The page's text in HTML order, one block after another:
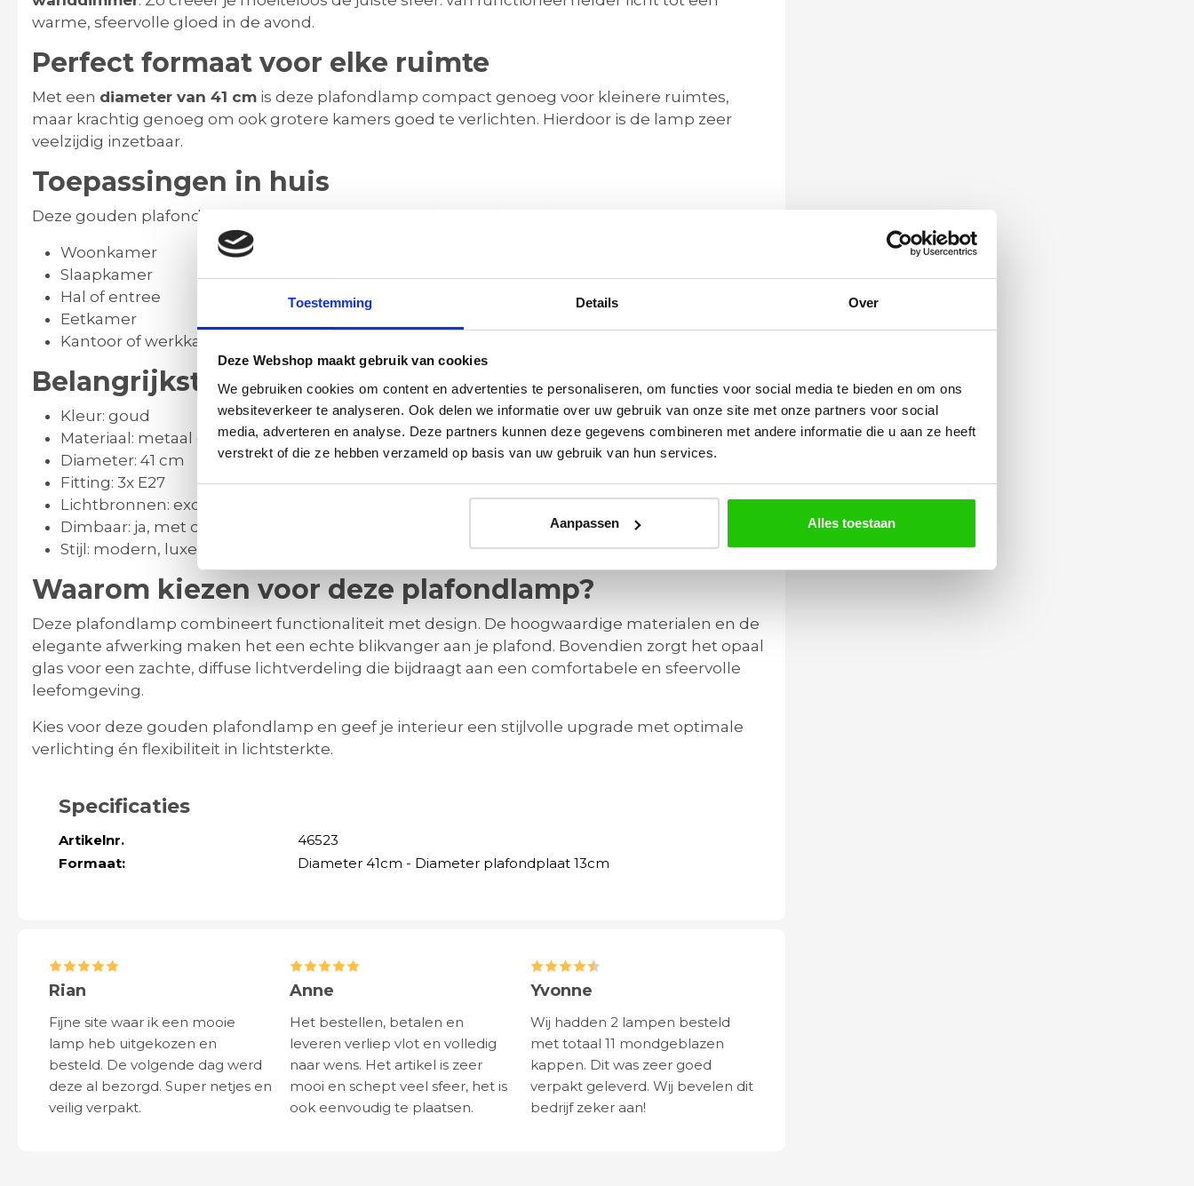
Toestemming Details Over
Deze Webshop maakt gebruik van cookies
We gebruiken cookies om content en advertenties te personaliseren, om functies voor social media te bieden en om ons
websiteverkeer te analyseren. Ook delen we informatie over uw gebruik van onze site met onze partners voor social
media, adverteren en analyse. Deze partners kunnen deze gegevens combineren met andere informatie die u aan ze heeft
verstrekt of die ze hebben verzameld op basis van uw gebruik van hun services.
Aanpassen Alles toestaan
warme, sfeervolle gloed in de avond.
Perfect formaat voor elke ruimte
Met een diameter van 41 cm is deze plafondlamp compact genoeg voor kleinere ruimtes,
maar krachtig genoeg om ook grotere kamers goed te verlichten. Hierdoor is de lamp zeer
veelzijdig inzetbaar.
Toepassingen in huis
Deze gouden plafondlamp komt perfect tot zijn recht in onder andere:
Woonkamer
Slaapkamer
Hal of entree
Eetkamer
Kantoor of werkkamer
Belangrijkste kenmerken
Kleur: goud
Materiaal: metaal en opaal glas
Diameter: 41 cm
Fitting: 3x E27
Lichtbronnen: exclusief
Dimbaar: ja, met dimbare LED lichtbronnen en LED wanddimmer
Stijl: modern, luxe, minimalistisch
Waarom kiezen voor deze plafondlamp?
Deze plafondlamp combineert functionaliteit met design. De hoogwaardige materialen en de
elegante afwerking maken het een echte blikvanger aan je plafond. Bovendien zorgt het opaal
glas voor een zachte, diffuse lichtverdeling die bijdraagt aan een comfortabele en sfeervolle
leefomgeving.
Kies voor deze gouden plafondlamp en geef je interieur een stijlvolle upgrade met optimale
verlichting én flexibiliteit in lichtsterkte.
Specificaties
Artikelnr.
46523
Formaat:
Diameter 41cm - Diameter plafondplaat 13cm
Rian
Fijne site waar ik een mooie
lamp heb uitgekozen en
besteld. De volgende dag werd
deze al bezorgd. Super netjes en
veilig verpakt.
Anne
Het bestellen, betalen en
leveren verliep vlot en volledig
naar wens. Het artikel is zeer
mooi en schept veel sfeer, het is
ook eenvoudig te plaatsen.
Yvonne
Wij hadden 2 lampen besteld
met totaal 11 mondgeblazen
kappen. Dit was zeer goed
verpakt geleverd. Wij bevelen dit
bedrijf zeker aan!